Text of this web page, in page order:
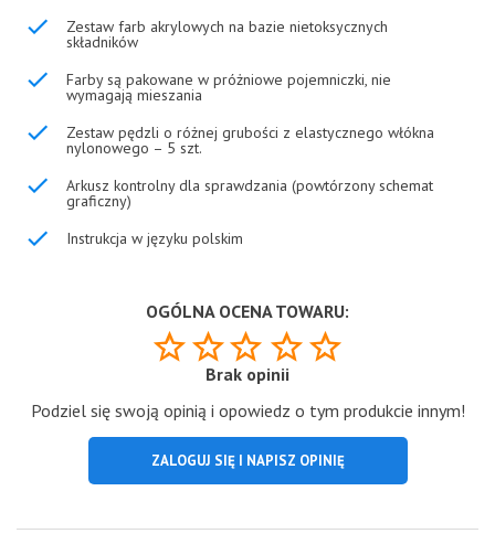
Zestaw farb akrylowych na bazie nietoksycznych
składników
Farby są pakowane w próżniowe pojemniczki, nie
wymagają mieszania
Zestaw pędzli o różnej grubości z elastycznego włókna
nylonowego – 5 szt.
Arkusz kontrolny dla sprawdzania (powtórzony schemat
graficzny)
Instrukcja w języku polskim
OGÓLNA OCENA TOWARU:
Brak opinii
Podziel się swoją opinią i opowiedz o tym produkcie innym!
ZALOGUJ SIĘ I NAPISZ OPINIĘ